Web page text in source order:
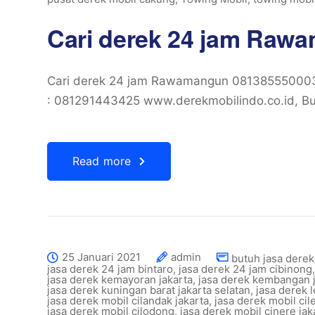
Cari derek 24 jam
Cari derek 24 jam Rawamangun
: 081291443425 www.derekmobilindo.co.id,
Read more
25 Januari 2021 admin butuh jasa
jasa derek 24 jam bintaro, jasa derek 24 jam cibinong
jasa derek kemayoran jakarta, jasa derek kembangan
jasa derek kuningan barat jakarta selatan, jasa derek
jasa derek mobil cilandak jakarta, jasa derek mobil
jasa derek mobil cilodong, jasa derek mobil cinere